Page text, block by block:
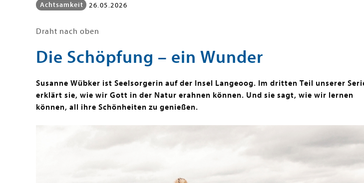
Achtsamkeit
26.05.2026
Draht nach oben
Die Schöpfung – ein Wunder
Susanne Wübker ist Seelsorgerin auf der Insel Langeoog. Im dritten Teil unserer
erklärt sie, wie wir Gott in der Natur erahnen können. Und sie sagt, wie wir lernen
können, all ihre Schönheiten zu genießen.